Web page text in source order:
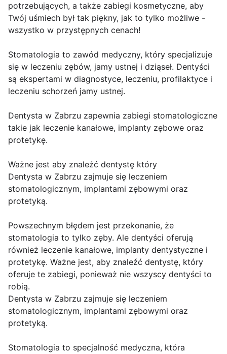
potrzebujących, a także zabiegi kosmetyczne, aby
Twój uśmiech był tak piękny, jak to tylko możliwe -
wszystko w przystępnych cenach!
Stomatologia to zawód medyczny, który specjalizuje
się w leczeniu zębów, jamy ustnej i dziąseł. Dentyści
są ekspertami w diagnostyce, leczeniu, profilaktyce i
leczeniu schorzeń jamy ustnej.
Dentysta w Zabrzu zapewnia zabiegi stomatologiczne
takie jak leczenie kanałowe, implanty zębowe oraz
protetykę.
Ważne jest aby znaleźć dentystę który
Dentysta w Zabrzu zajmuje się leczeniem
stomatologicznym, implantami zębowymi oraz
protetyką.
Powszechnym błędem jest przekonanie, że
stomatologia to tylko zęby. Ale dentyści oferują
również leczenie kanałowe, implanty dentystyczne i
protetykę. Ważne jest, aby znaleźć dentystę, który
oferuje te zabiegi, ponieważ nie wszyscy dentyści to
robią.
Dentysta w Zabrzu zajmuje się leczeniem
stomatologicznym, implantami zębowymi oraz
protetyką.
Stomatologia to specjalność medyczna, która